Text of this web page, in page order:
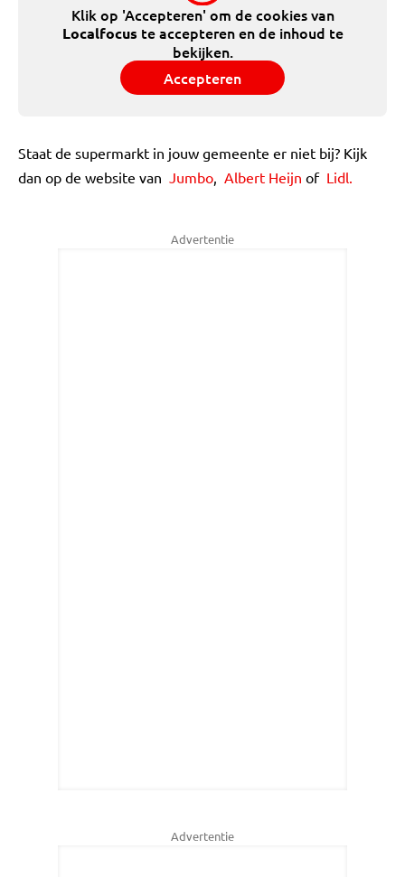
Klik op 'Accepteren' om de cookies van
Localfocus te accepteren en de inhoud te
bekijken.
Accepteren
Staat de supermarkt in jouw gemeente er niet bij? Kijk
dan op de website van Jumbo, Albert Heijn of Lidl.
Advertentie
Advertentie